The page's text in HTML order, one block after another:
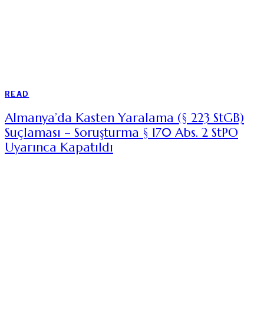
READ
Almanya’da Kasten Yaralama (§ 223 StGB)
Suçlaması – Soruşturma § 170 Abs. 2 StPO
Uyarınca Kapatıldı